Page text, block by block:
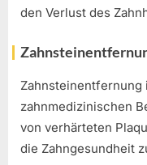
den Verlust des
zahnmedizinischen
von verhärteten
die Zahngesundheit